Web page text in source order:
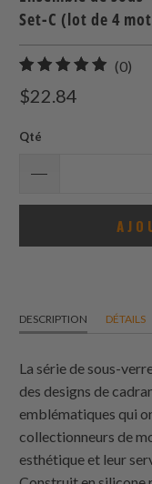
Set-C (lot de 4
(0)
$22.84
Qté
DESCRIPTION DÉTAILS
La série de sous-
des designs de
emblématiques qui
collectionneurs de
esthétique et leur